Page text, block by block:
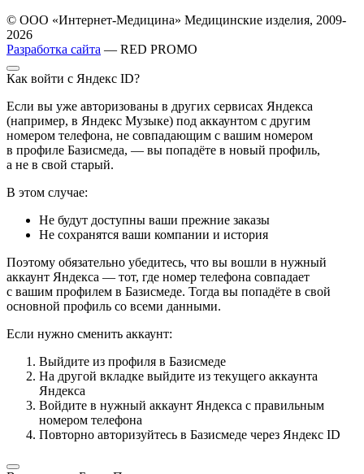
© ООО «Интернет-Медицина» Медицинские изделия, 2009-
2026
Разработка сайта — RED PROMO
Как войти с Яндекс ID?
Если вы уже авторизованы в других сервисах Яндекса
(например, в Яндекс Музыке) под аккаунтом с другим
номером телефона, не совпадающим с вашим номером
в профиле Базисмеда, — вы попадёте в новый профиль,
а не в свой старый.
В этом случае:
Не будут доступны ваши прежние заказы
Не сохранятся ваши компании и история
Поэтому обязательно убедитесь, что вы вошли в нужный
аккаунт Яндекса — тот, где номер телефона совпадает
с вашим профилем в Базисмеде. Тогда вы попадёте в свой
основной профиль со всеми данными.
Если нужно сменить аккаунт:
Выйдите из профиля в Базисмеде
На другой вкладке выйдите из текущего аккаунта
Яндекса
Войдите в нужный аккаунт Яндекса с правильным
номером телефона
Повторно авторизуйтесь в Базисмеде через Яндекс ID